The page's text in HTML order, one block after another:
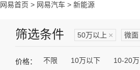
网易首页 > 网易汽车 > 新能源
筛选条件 50万以上 × 微面
价格： 不限 10万以下 10-20万